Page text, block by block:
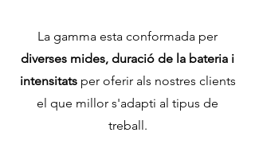
La gamma esta conformada per
diverses mides, duració de la bateria i
intensitatsper oferir als nostres clients
el que millor s'adapti al tipus de
treball.